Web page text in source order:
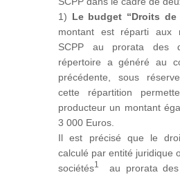
1) Le budget “Droits de
montant est réparti aux
SCPP au prorata des
répertoire a généré au
précédente, sous
cette répartition
producteur un montant
3 000 Euros.
Il est précisé que le
calculé par entité juridique
sociétés1
au prorata